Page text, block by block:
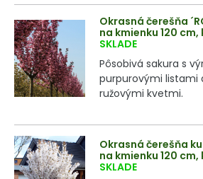
Okrasná čerešňa
na kmienku 120 cm,
SKLADE
Pôsobivá sakura s
purpurovými listami
ružovými kvetmi.
Okrasná čerešňa
na kmienku 120 cm,
SKLADE